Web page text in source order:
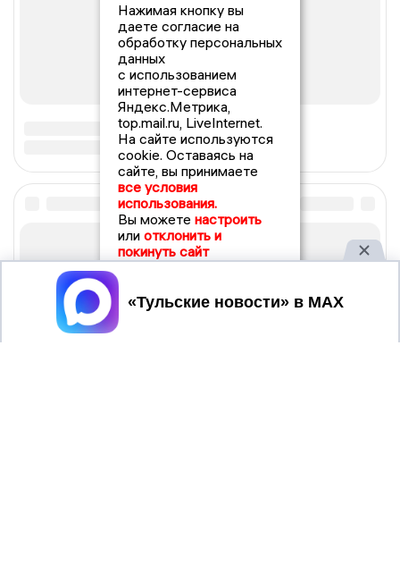
Нажимая кнопку вы
даете согласие на
обработку персональных
данных
с использованием
интернет-сервиса
Яндекс.Метрика,
top.mail.ru, LiveInternet.
На сайте используются
cookie. Оставаясь на
сайте, вы принимаете
все условия
использования.
Вы можете настроить
или отклонить и
покинуть сайт
Принять